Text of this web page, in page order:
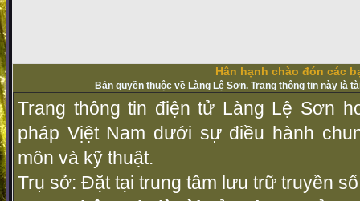
Hân hạnh chào đón các
Bản quyền thuộc về Làng Lệ Sơn. Trang thông tin này là
Trang thông tin điện tử Làng Lệ Sơn
pháp Vịệt Nam dưới sự điều hành
môn và kỹ thuật.
Trụ sở: Đặt tại trung tâm lưu trữ truyền